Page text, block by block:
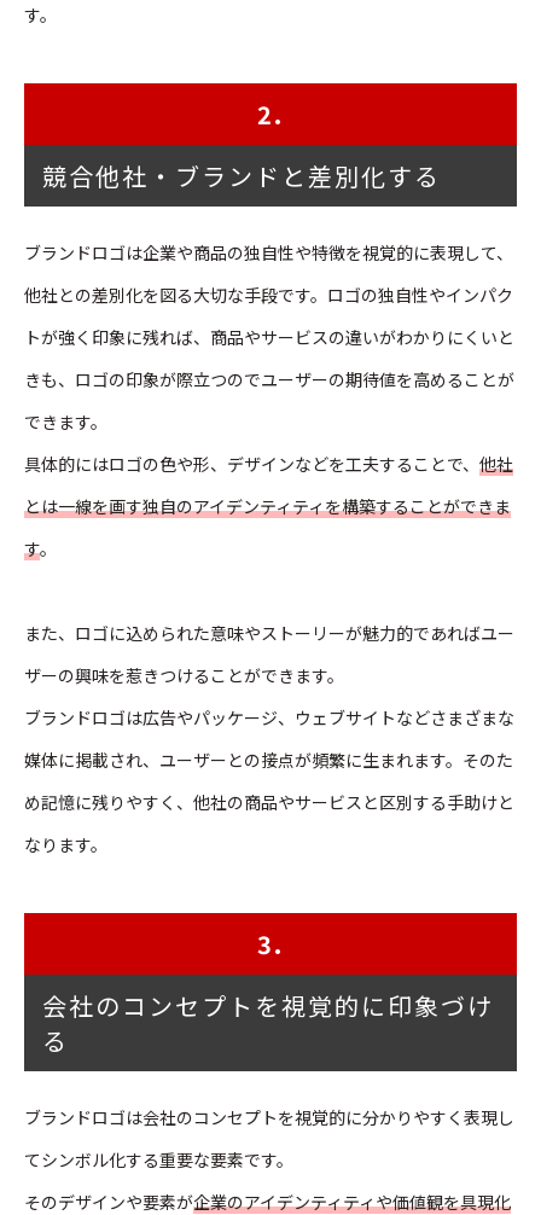
す。
2.
競合他社・ブランドと差別化する
ブランドロゴは企業や商品の独自性や特徴を視覚的に表現して、
他社との差別化を図る大切な手段です。ロゴの独自性やインパク
トが強く印象に残れば、商品やサービスの違いがわかりにくいと
きも、ロゴの印象が際立つのでユーザーの期待値を高めることが
できます。
具体的にはロゴの色や形、デザインなどを工夫することで、 他社
とは一線を画す独自のアイデンティティを構築することができま
す。
また、ロゴに込められた意味やストーリーが魅力的であればユー
ザーの興味を惹きつけることができます。
ブランドロゴは広告やパッケージ、ウェブサイトなどさまざまな
媒体に掲載され、ユーザーとの接点が頻繁に生まれます。そのた
め記憶に残りやすく、他社の商品やサービスと区別する手助けと
なります。
3.
会社のコンセプトを視覚的に印象づけ
る
ブランドロゴは会社のコンセプトを視覚的に分かりやすく表現し
てシンボル化する重要な要素です。
そのデザインや要素が企業のアイデンティティや価値観を具現化